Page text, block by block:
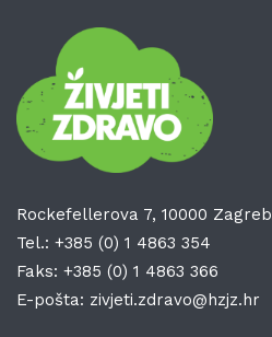
Rockefellerova 7, 10000 Zagreb
Tel.: +385 (0) 1 4863 354
Faks: +385 (0) 1 4863 366
E-pošta: zivjeti.zdravo@hzjz.hr